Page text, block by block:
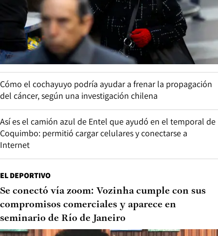
Cómo el cochayuyo podría ayudar a frenar la propagación
del cáncer, según una investigación chilena
Así es el camión azul de Entel que ayudó en el temporal de
Coquimbo: permitió cargar celulares y conectarse a
Internet
EL DEPORTIVO
Se conectó vía zoom: Vozinha cumple con sus
compromisos comerciales y aparece en
seminario de Río de Janeiro